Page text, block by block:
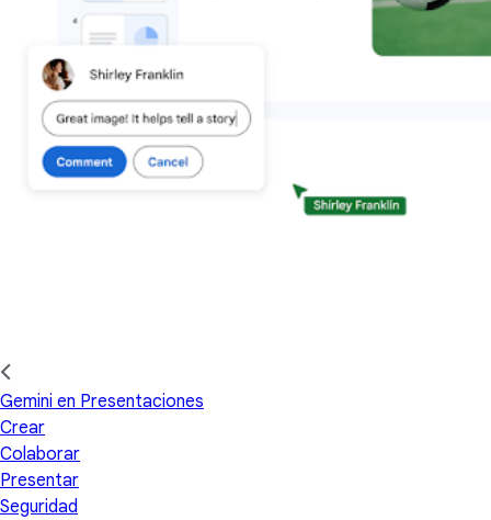
Gemini en Presentaciones
Crear
Colaborar
Presentar
Seguridad